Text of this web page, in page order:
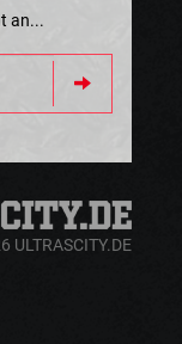
an...
ULTRASCITY.DE